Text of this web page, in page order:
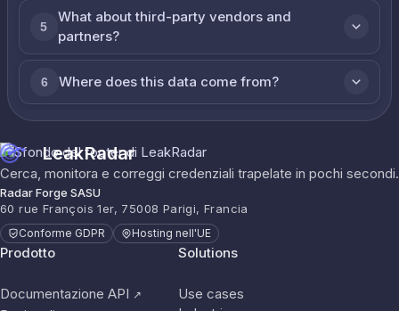
5
What about third-party vendors and
partners?
6 Where does this data come from?
LeakRadar
Cerca, monitora e correggi credenziali trapelate in pochi secondi.
Radar Forge SASU
60 rue François 1er, 75008 Parigi, Francia
Conforme GDPR Hosting nell'UE
Prodotto
Documentazione API ↗
Solutions
Use cases